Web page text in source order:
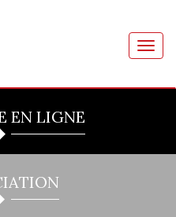
EN LIGNE